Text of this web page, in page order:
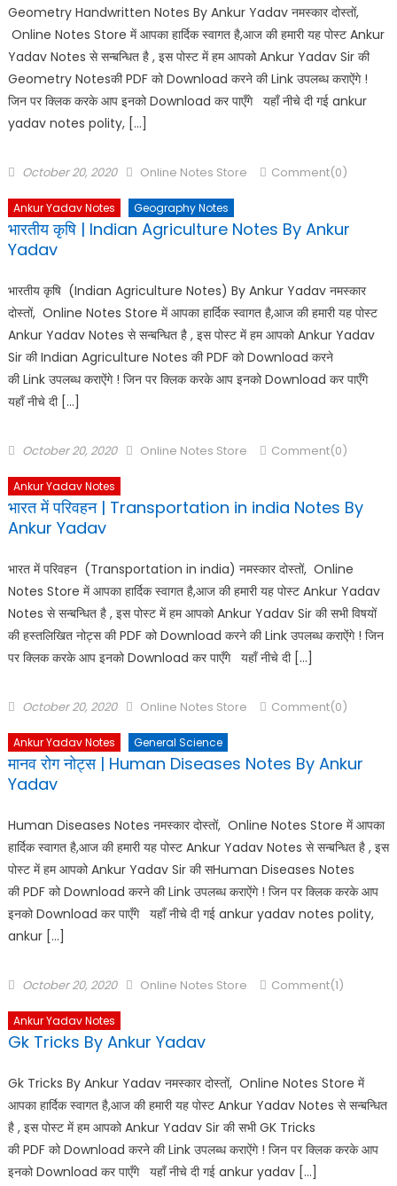
Geometry Handwritten Notes By Ankur Yadav नमस्कार दोस्तों,
Online Notes Store में आपका हार्दिक स्वागत है,आज की हमारी यह पोस्ट Ankur
Yadav Notes से सन्बन्धित है , इस पोस्ट में हम आपको Ankur Yadav Sir की
Geometry Notesकी PDF को Download करने की Link उपलब्ध कराऐंगे !
जिन पर क्लिक करके आप इनको Download कर पाएँगे यहाँ नीचे दी गई ankur
yadav notes polity, […]
October 20, 2020 Online Notes Store Comment(0)
Ankur Yadav Notes Geography Notes
भारतीय कृषि | Indian Agriculture Notes By Ankur
Yadav
भारतीय कृषि (Indian Agriculture Notes) By Ankur Yadav नमस्कार
दोस्तों, Online Notes Store में आपका हार्दिक स्वागत है,आज की हमारी यह पोस्ट
Ankur Yadav Notes से सन्बन्धित है , इस पोस्ट में हम आपको Ankur Yadav
Sir की Indian Agriculture Notes की PDF को Download करने
की Link उपलब्ध कराऐंगे ! जिन पर क्लिक करके आप इनको Download कर पाएँगे
यहाँ नीचे दी […]
October 20, 2020 Online Notes Store Comment(0)
Ankur Yadav Notes
भारत में परिवहन | Transportation in india Notes By
Ankur Yadav
भारत में परिवहन (Transportation in india) नमस्कार दोस्तों, Online
Notes Store में आपका हार्दिक स्वागत है,आज की हमारी यह पोस्ट Ankur Yadav
Notes से सन्बन्धित है , इस पोस्ट में हम आपको Ankur Yadav Sir की सभी विषयों
की हस्तलिखित नोट्स की PDF को Download करने की Link उपलब्ध कराऐंगे ! जिन
पर क्लिक करके आप इनको Download कर पाएँगे यहाँ नीचे दी […]
October 20, 2020 Online Notes Store Comment(0)
Ankur Yadav Notes General Science
मानव रोग नोट्स | Human Diseases Notes By Ankur
Yadav
Human Diseases Notes नमस्कार दोस्तों, Online Notes Store में आपका
हार्दिक स्वागत है,आज की हमारी यह पोस्ट Ankur Yadav Notes से सन्बन्धित है , इस
पोस्ट में हम आपको Ankur Yadav Sir की सHuman Diseases Notes
की PDF को Download करने की Link उपलब्ध कराऐंगे ! जिन पर क्लिक करके आप
इनको Download कर पाएँगे यहाँ नीचे दी गई ankur yadav notes polity,
ankur […]
October 20, 2020 Online Notes Store Comment(1)
Ankur Yadav Notes
Gk Tricks By Ankur Yadav
Gk Tricks By Ankur Yadav नमस्कार दोस्तों, Online Notes Store में
आपका हार्दिक स्वागत है,आज की हमारी यह पोस्ट Ankur Yadav Notes से सन्बन्धित
है , इस पोस्ट में हम आपको Ankur Yadav Sir की सभी GK Tricks
की PDF को Download करने की Link उपलब्ध कराऐंगे ! जिन पर क्लिक करके आप
इनको Download कर पाएँगे यहाँ नीचे दी गई ankur yadav […]